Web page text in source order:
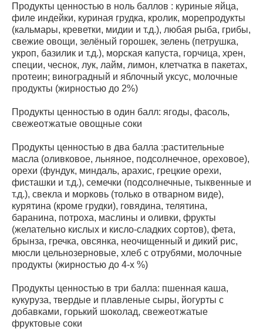
Продукты ценностью в ноль баллов : куриные яйца,
филе индейки, куриная грудка, кролик, морепродукты
(кальмары, креветки, мидии и т.д.), любая рыба, грибы,
свежие овощи, зелёный горошек, зелень (петрушка,
укроп, базилик и т.д.), морская капуста, горчица, хрен,
специи, чеснок, лук, лайм, лимон, клетчатка в пакетах,
протеин; виноградный и яблочный уксус, молочные
продукты (жирностью до 2%)
Продукты ценностью в один балл: ягоды, фасоль,
свежеотжатые овощные соки
Продукты ценностью в два балла :растительные
масла (оливковое, льняное, подсолнечное, ореховое),
орехи (фундук, миндаль, арахис, грецкие орехи,
фисташки и т.д.), семечки (подсолнечные, тыквенные и
т.д.), свекла и морковь (только в отварном виде),
курятина (кроме грудки), говядина, телятина,
баранина, потроха, маслины и оливки, фрукты
(желательно кислых и кисло-сладких сортов), фета,
брынза, гречка, овсянка, неочищенный и дикий рис,
мюсли цельнозерновые, хлеб с отрубями, молочные
продукты (жирностью до 4-х %)
Продукты ценностью в три балла: пшенная каша,
кукуруза, твердые и плавленые сыры, йогурты с
добавками, горький шоколад, свежеотжатые
фруктовые соки